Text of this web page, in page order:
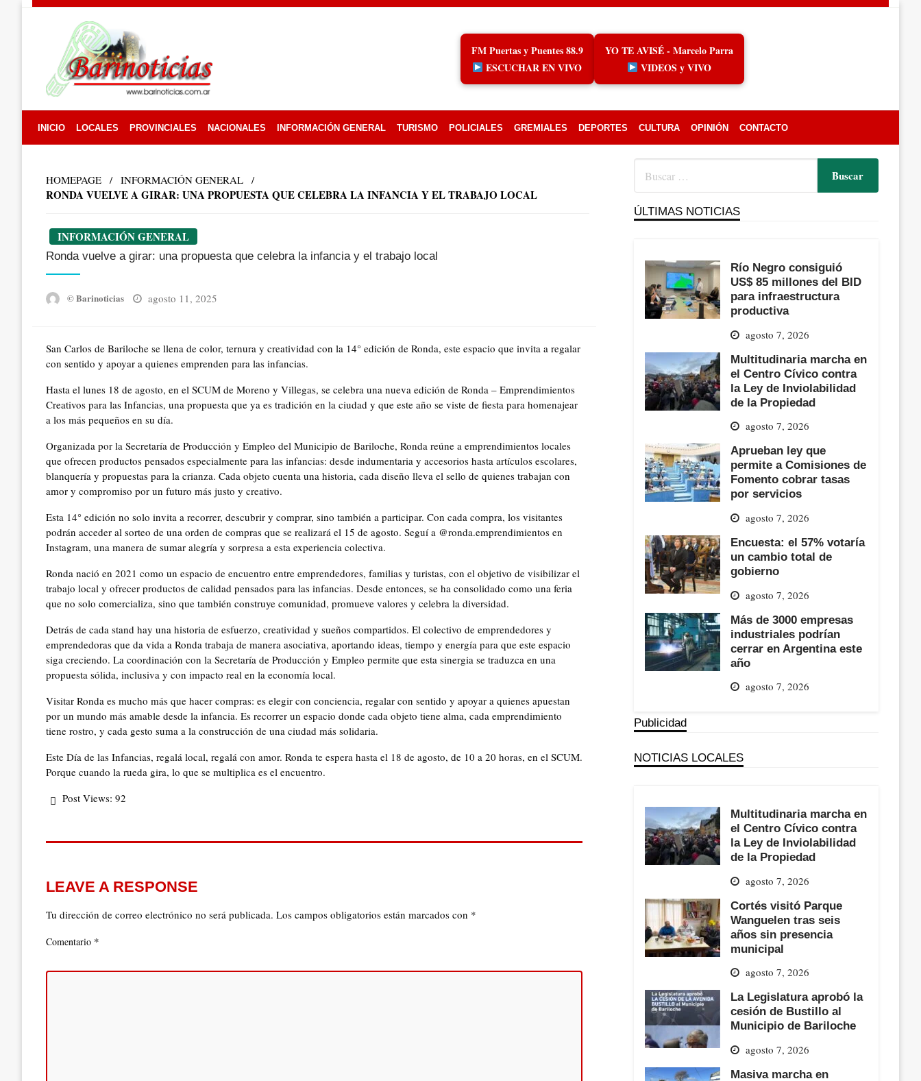
FM Puertas y Puentes 88.9
ESCUCHAR EN VIVO
YO TE AVISÉ - Marcelo Parra
VIDEOS y VIVO
INICIO LOCALES PROVINCIALES NACIONALES INFORMACIÓN GENERAL TURISMO POLICIALES GREMIALES DEPORTES CULTURA OPINIÓN CONTACTO
HOMEPAGE INFORMACIÓN GENERAL
RONDA VUELVE A GIRAR: UNA PROPUESTA QUE CELEBRA LA INFANCIA Y EL TRABAJO LOCAL
INFORMACIÓN GENERAL
Ronda vuelve a girar: una propuesta que celebra la infancia y el trabajo local
© Barinoticias
Posted
agosto 11, 2025
San Carlos de Bariloche se llena de color, ternura y creatividad con la 14° edición de Ronda, este espacio que invita a regalar
con sentido y apoyar a quienes emprenden para las infancias.
Hasta el lunes 18 de agosto, en el SCUM de Moreno y Villegas, se celebra una nueva edición de Ronda – Emprendimientos
Creativos para las Infancias, una propuesta que ya es tradición en la ciudad y que este año se viste de fiesta para homenajear
a los más pequeños en su día.
Organizada por la Secretaría de Producción y Empleo del Municipio de Bariloche, Ronda reúne a emprendimientos locales
que ofrecen productos pensados especialmente para las infancias: desde indumentaria y accesorios hasta artículos escolares,
blanquería y propuestas para la crianza. Cada objeto cuenta una historia, cada diseño lleva el sello de quienes trabajan con
amor y compromiso por un futuro más justo y creativo.
Esta 14° edición no solo invita a recorrer, descubrir y comprar, sino también a participar. Con cada compra, los visitantes
podrán acceder al sorteo de una orden de compras que se realizará el 15 de agosto. Seguí a @ronda.emprendimientos en
Instagram, una manera de sumar alegría y sorpresa a esta experiencia colectiva.
Ronda nació en 2021 como un espacio de encuentro entre emprendedores, familias y turistas, con el objetivo de visibilizar el
trabajo local y ofrecer productos de calidad pensados para las infancias. Desde entonces, se ha consolidado como una feria
que no solo comercializa, sino que también construye comunidad, promueve valores y celebra la diversidad.
Detrás de cada stand hay una historia de esfuerzo, creatividad y sueños compartidos. El colectivo de emprendedores y
emprendedoras que da vida a Ronda trabaja de manera asociativa, aportando ideas, tiempo y energía para que este espacio
siga creciendo. La coordinación con la Secretaría de Producción y Empleo permite que esta sinergia se traduzca en una
propuesta sólida, inclusiva y con impacto real en la economía local.
Visitar Ronda es mucho más que hacer compras: es elegir con conciencia, regalar con sentido y apoyar a quienes apuestan
por un mundo más amable desde la infancia. Es recorrer un espacio donde cada objeto tiene alma, cada emprendimiento
tiene rostro, y cada gesto suma a la construcción de una ciudad más solidaria.
Este Día de las Infancias, regalá local, regalá con amor. Ronda te espera hasta el 18 de agosto, de 10 a 20 horas, en el SCUM.
Porque cuando la rueda gira, lo que se multiplica es el encuentro.
Post Views: 92
LEAVE A RESPONSE
Tu dirección de correo electrónico no será publicada. Los campos obligatorios están marcados con *
Comentario *
ÚLTIMAS NOTICIAS
Río Negro consiguió
US$ 85 millones del BID
para infraestructura
productiva
agosto 7, 2026
Multitudinaria marcha en
el Centro Cívico contra
la Ley de Inviolabilidad
de la Propiedad
agosto 7, 2026
Aprueban ley que
permite a Comisiones de
Fomento cobrar tasas
por servicios
agosto 7, 2026
Encuesta: el 57% votaría
un cambio total de
gobierno
agosto 7, 2026
Más de 3000 empresas
industriales podrían
cerrar en Argentina este
año
agosto 7, 2026
Publicidad
NOTICIAS LOCALES
Multitudinaria marcha en
el Centro Cívico contra
la Ley de Inviolabilidad
de la Propiedad
agosto 7, 2026
Cortés visitó Parque
Wanguelen tras seis
años sin presencia
municipal
agosto 7, 2026
La Legislatura aprobó la
cesión de Bustillo al
Municipio de Bariloche
agosto 7, 2026
Masiva marcha en